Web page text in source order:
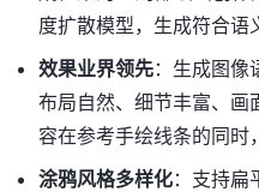
度扩散模型，生成符合语
效果业界领先：生成图像
布局自然、细节丰富、画
容在参考手绘线条的同时
涂鸦风格多样化：支持扁